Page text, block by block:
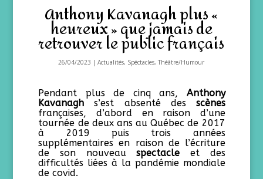
Anthony Kavanagh plus «
heureux » que jamais de
retrouver le public français
26/04/2023 |Actualités, Spéctacles,Théâtre/Humour
Pendant plus de cinq ans, Anthony
Kavanagh s’est absenté des scènes
françaises, d’abord en raison d’une
tournée de deux ans au Québec de 2017
à 2019 puis trois années
supplémentaires en raison de l’écriture
de son nouveauspectacle et des
difficultés liées à la pandémie mondiale
de covid.